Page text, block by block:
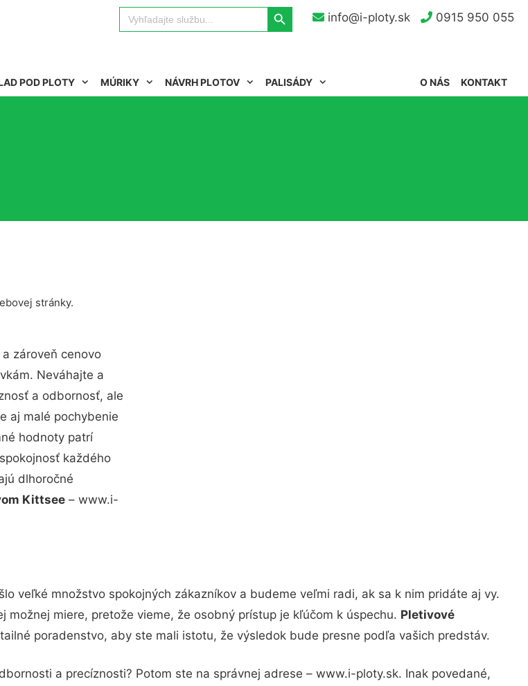
info@i-ploty.sk 0915 950 055
Search
for:
Search Button
POD PLOTY MÚRIKY NÁVRH PLOTOV PALISÁDY KONTAKT
O NÁS
stránky.
zároveň cenovo
Neváhajte a
a odbornosť, ale
aj malé pochybenie
hodnoty patrí
každého
dlhoročné
Kittsee – www.i-
veľké množstvo spokojných zákazníkov a budeme veľmi radi, ak sa k nim pridáte aj vy.
miere, pretože vieme, že osobný prístup je kľúčom k úspechu. Pletivové
poradenstvo, aby ste mali istotu, že výsledok bude presne podľa vašich predstáv.
a precíznosti? Potom ste na správnej adrese – www.i-ploty.sk. Inak povedané,